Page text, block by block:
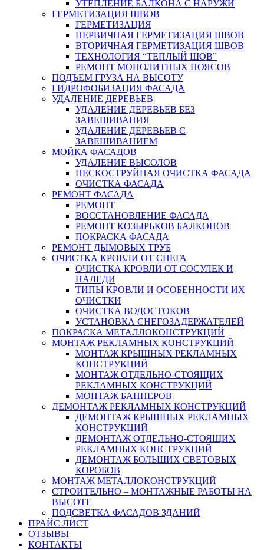
УТЕПЛЕНИЕ БАЛКОНА С НАРУЖИ
ГЕРМЕТИЗАЦИЯ ШВОВ
ГЕРМЕТИЗАЦИЯ
ПЕРВИЧНАЯ ГЕРМЕТИЗАЦИЯ ШВОВ
ВТОРИЧНАЯ ГЕРМЕТИЗАЦИЯ ШВОВ
ТЕХНОЛОГИЯ “ТЕПЛЫЙ ШОВ”
РЕМОНТ МОНОЛИТНЫХ ПОЯСОВ
ПОДЪЕМ ГРУЗА НА ВЫСОТУ
ГИДРОФОБИЗАЦИЯ ФАСАДА
УДАЛЕНИЕ ДЕРЕВЬЕВ
УДАЛЕНИЕ ДЕРЕВЬЕВ БЕЗ
ЗАВЕШИВАНИЯ
УДАЛЕНИЕ ДЕРЕВЬЕВ С
ЗАВЕШИВАНИЕМ
МОЙКА ФАСАДОВ
УДАЛЕНИЕ ВЫСОЛОВ
ПЕСКОСТРУЙНАЯ ОЧИСТКА ФАСАДА
ОЧИСТКА ФАСАДА
РЕМОНТ ФАСАДА
РЕМОНТ
ВОССТАНОВЛЕНИЕ ФАСАДА
РЕМОНТ КОЗЫРЬКОВ БАЛКОНОВ
ПОКРАСКА ФАСАДА
РЕМОНТ ДЫМОВЫХ ТРУБ
ОЧИСТКА КРОВЛИ ОТ СНЕГА
ОЧИСТКА КРОВЛИ ОТ СОСУЛЕК И
НАЛЕДИ
ТИПЫ КРОВЛИ И ОСОБЕННОСТИ ИХ
ОЧИСТКИ
ОЧИСТКА ВОДОСТОКОВ
УСТАНОВКА СНЕГОЗАДЕРЖАТЕЛЕЙ
ПОКРАСКА МЕТАЛЛОКОНСТРУКЦИЙ
МОНТАЖ РЕКЛАМНЫХ КОНСТРУКЦИЙ
МОНТАЖ КРЫШНЫХ РЕКЛАМНЫХ
КОНСТРУКЦИЙ
МОНТАЖ ОТДЕЛЬНО-СТОЯЩИХ
РЕКЛАМНЫХ КОНСТРУКЦИЙ
МОНТАЖ БАННЕРОВ
ДЕМОНТАЖ РЕКЛАМНЫХ КОНСТРУКЦИЙ
ДЕМОНТАЖ КРЫШНЫХ РЕКЛАМНЫХ
КОНСТРУКЦИЙ
ДЕМОНТАЖ ОТДЕЛЬНО-СТОЯЩИХ
РЕКЛАМНЫХ КОНСТРУКЦИЙ
ДЕМОНТАЖ БОЛЬШИХ СВЕТОВЫХ
КОРОБОВ
МОНТАЖ МЕТАЛЛОКОНСТРУКЦИЙ
СТРОИТЕЛЬНО – МОНТАЖНЫЕ РАБОТЫ НА
ВЫСОТЕ
ПОДСВЕТКА ФАСАДОВ ЗДАНИЙ
ПРАЙС ЛИСТ
ОТЗЫВЫ
КОНТАКТЫ